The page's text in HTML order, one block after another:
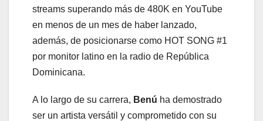
streams superando más de 480K en YouTube
en menos de un mes de haber lanzado,
además, de posicionarse como HOT SONG #1
por monitor latino en la radio de República
Dominicana.
A lo largo de su carrera, Benú ha demostrado
ser un artista versátil y comprometido con su